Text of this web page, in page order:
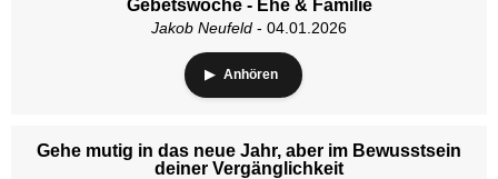
Gebetswoche - Ehe & Familie
Jakob Neufeld - 04.01.2026
Anhören
Gehe mutig in das neue Jahr, aber im Bewusstsein
deiner Vergänglichkeit